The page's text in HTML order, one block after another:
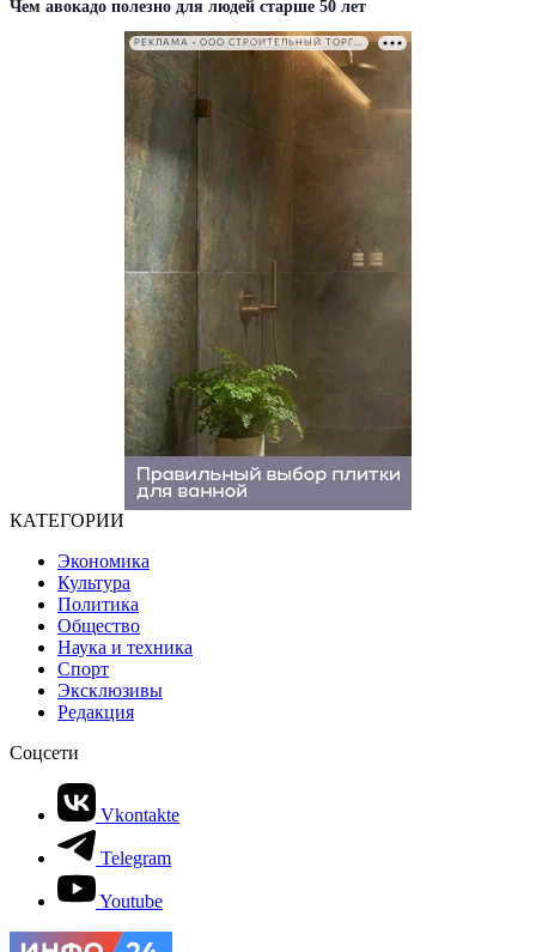
Чем авокадо полезно для людей старше 50 лет
РЕКЛАМА • ООО СТРОИТЕЛЬНЫЙ ТОРГОВЫЙ ДОМ «ПЕТРОВИЧ». ИНН: 7802348846
КАТЕГОРИИ
Экономика
Культура
Политика
Общество
Наука и техника
Спорт
Эксклюзивы
Редакция
Соцсети
Vkontakte
Telegram
Youtube